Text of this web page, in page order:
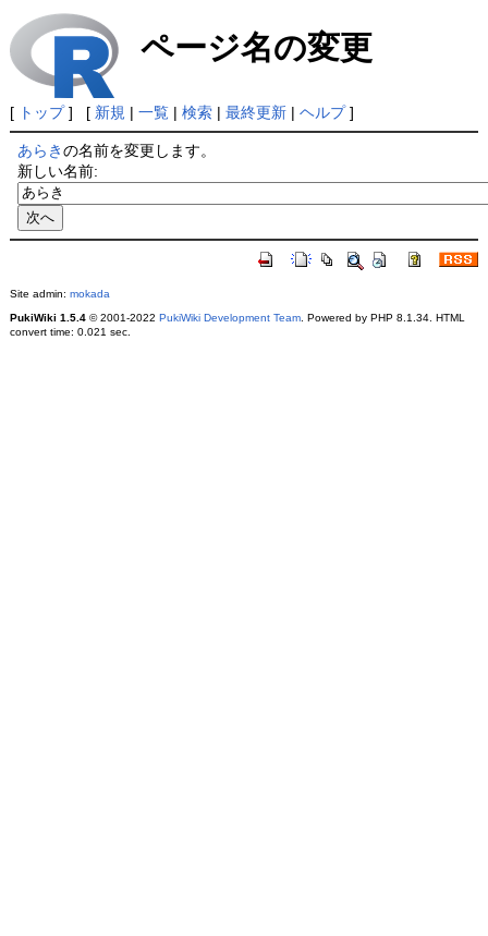
ページ名の変更
[ トップ] [ 新規 | 一覧| 検索| 最終更新| ヘルプ]
あらきの名前を変更します。
新しい名前:
Site admin: mokada
PukiWiki 1.5.4© 2001-2022 PukiWiki Development Team. Powered by PHP 8.1.34. HTML
convert time: 0.021 sec.